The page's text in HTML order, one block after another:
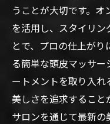
うことが大切です。
を活用し、スタイリ
とで、プロの仕上が
る簡単な頭皮マッサ
ートメントを取り入
美しさを追求すること
サロンを通じて最新